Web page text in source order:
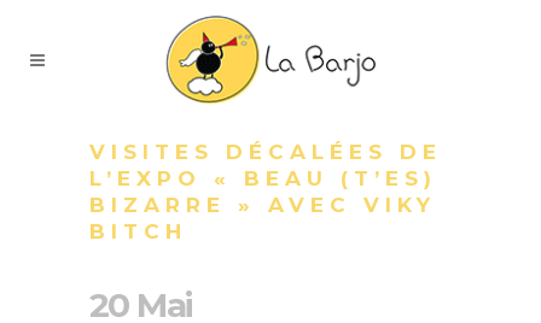
VISITES DÉCALÉES DE
L’EXPO « BEAU (T’ES)
BIZARRE » AVEC VIKY
BITCH
20 Mai